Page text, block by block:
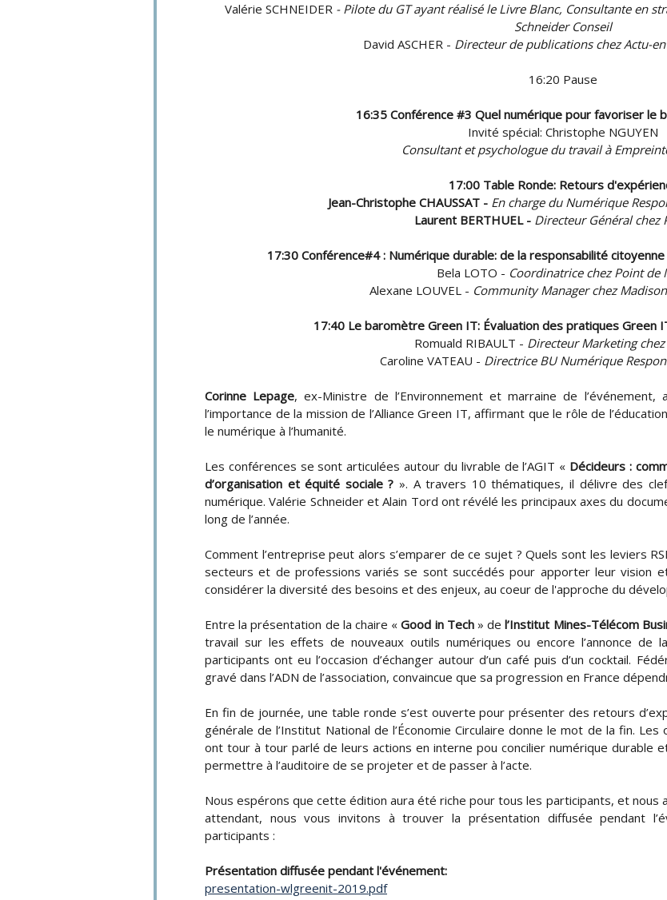
Valérie SCHNEIDER - Pilote du GT ayant réalisé le Livre Blanc, Consultante en
Schneider Conseil
David ASCHER - Directeur de publications chez Actu-
16:20 Pause
16:35 Conférence #3 Quel numérique pour favoriser le
Invité spécial: Christophe NGUYEN
Consultant et psychologue du travail à
17:00 Table Ronde: Retours
Jean-Christophe CHAUSSAT - En charge du Numérique
Laurent BERTHUEL - Directeur Général chez
17:30 Conférence#4 : Numérique durable: de la responsabilité
Bela LOTO - Coordinatrice chez Point de
Alexane LOUVEL - Community Manager chez
17:40 Le baromètre Green IT: Évaluation des pratiques Green
Romuald RIBAULT - Directeur Marketing chez
Caroline VATEAU - Directrice BU Numérique
Corinne Lepage, ex-Ministre de l’Environnement et marraine de
l’importance de la mission de l’Alliance Green IT, affirmant que le rôle de
le numérique à l’humanité.
Les conférences se sont articulées autour du livrable de l’AGIT « Décideurs :
d’organisation et équité sociale ? ». A travers 10 thématiques, il délivre des
numérique. Valérie Schneider et Alain Tord ont révélé les principaux axes du
long de l’année.
Comment l’entreprise peut alors s’emparer de ce sujet ? Quels sont les leviers
secteurs et de professions variés se sont succédés pour apporter leur vision
considérer la diversité des besoins et des enjeux, au coeur de l'approche du
Entre la présentation de la chaire «Good in Tech» del’Institut Mines-Télécom
travail sur les effets de nouveaux outils numériques ou encore l’annonce de
participants ont eu l’occasion d’échanger autour d’un café puis d’un cocktail.
gravé dans l’ADN de l’association, convaincue que sa progression en France
En fin de journée, une table ronde s’est ouverte pour présenter des retours
générale de l’Institut National de l’Économie Circulaire donne le mot de la fin. Les
ont tour à tour parlé de leurs actions en interne pou concilier numérique durable
permettre à l’auditoire de se projeter et de passer à l’acte.
Nous espérons que cette édition aura été riche pour tous les participants, et nous
attendant, nous vous invitons à trouver la présentation diffusée pendant
participants :
Présentation diffusée pendant l'événement:
presentation-wlgreenit-2019.pdf